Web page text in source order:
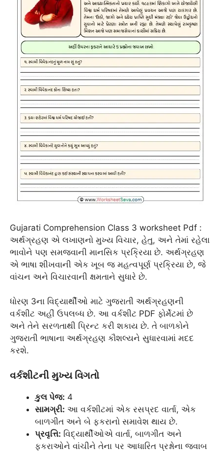
Gujarati Comprehension Class 3 worksheet Pdf :
અર્થગ્રહણ એ લખાણનો મુખ્ય વિચાર, હેતુ, અને તેમાં રહેલા
ભાવોને પણ સમજવાની માનસિક પ્રક્રિયા છે. અર્થગ્રહણ
એ ભાષા શીખવાની એક ખૂબ જ મહત્વપૂર્ણ પ્રક્રિયા છે, જે
વાંચન અને વિચારવાની ક્ષમતાને સુધારે છે.
ધોરણ 3ના વિદ્યાર્થીઓ માટે ગુજરાતી અર્થગ્રહણની
વર્કશીટ અહીં ઉપલબ્ધ છે. આ વર્કશીટ PDF ફોર્મેટમાં છે
અને તેને સરળતાથી પ્રિન્ટ કરી શકાય છે. તે બાળકોને
ગુજરાતી ભાષાના અર્થગ્રહણ કૌશલ્યને સુધારવામાં મદદ
કરશે.
વર્કશીટની મુખ્ય વિગતો
કુલ પેજ: 4
સામગ્રી: આ વર્કશીટમાં એક રસપ્રદ વાર્તા, એક
બાળગીત અને બે ફકરાનો સમાવેશ થાય છે.
પ્રવૃત્તિ: વિદ્યાર્થીઓએ વાર્તા, બાળગીત અને
ફકરાઓને વાંચીને તેના પર આધારિત પ્રશ્નોના જવાબ